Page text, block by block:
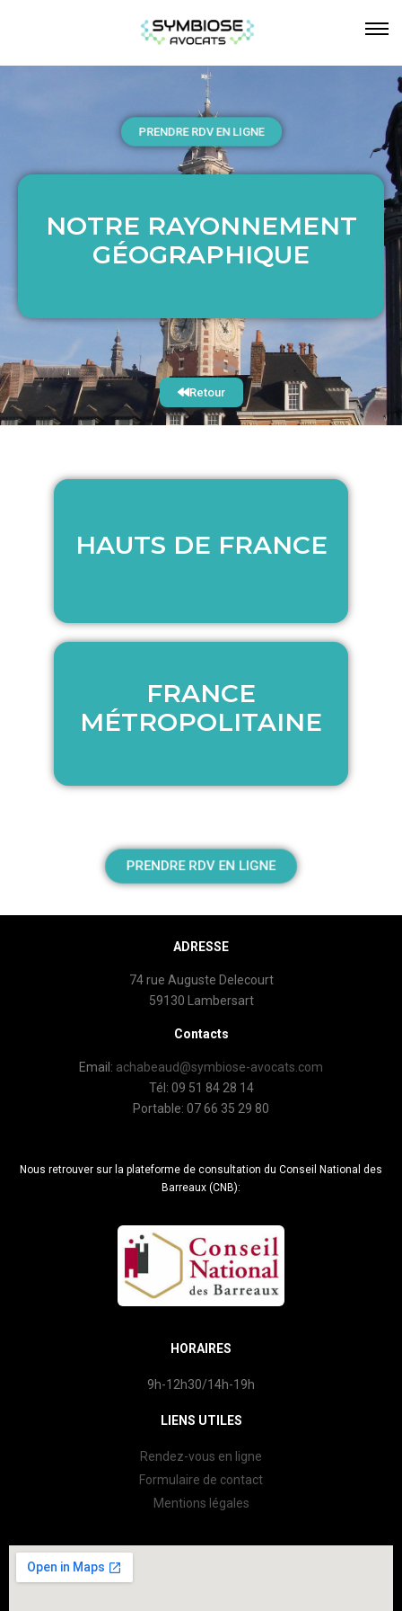
PRENDRE RDV EN LIGNE
NOTRE RAYONNEMENT
GÉOGRAPHIQUE
NOTRE RAYONNEMENT
GÉOGRAPHIQUE
Retour
HAUTS DE FRANCE
HAUTS DE FRANCE
FRANCE
MÉTROPOLITAINE
FRANCE
MÉTROPOLITAINE
PRENDRE RDV EN LIGNE
ADRESSE
74 rue Auguste Delecourt
59130 Lambersart
Contacts
Email: achabeaud@symbiose-avocats.com
Tél: 09 51 84 28 14
Portable: 07 66 35 29 80
Nous retrouver sur la plateforme de consultation du Conseil National des
Barreaux (CNB):
HORAIRES
9h-12h30/14h-19h
LIENS UTILES
Rendez-vous en ligne
Formulaire de contact
Mentions légales